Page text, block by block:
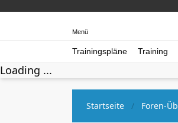
Menü
Trainingspläne Training
Loading ...
Startseite Foren-